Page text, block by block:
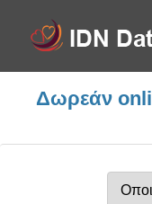
Δωρεάν